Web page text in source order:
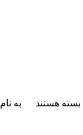
بسته هستند
به نام Download New Album By Called نوشته اولین بار در پدیدار شد.